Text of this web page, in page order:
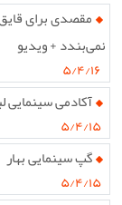
مقصدی برای
نمی‌بندد + ویدیو
۵/۴/۱۶
آکادمی سینمایی
۵/۴/۱۵
گپ سینمایی بهار
۵/۴/۱۵